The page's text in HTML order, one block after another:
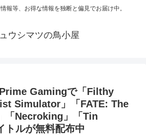
報等、お得な情報を独断と偏見でお届け中。
ウシマツの鳥小屋
Prime Gamingで「Filthy
Simulator」「FATE: The
「Necroking」「Tin
トルが無料配布中